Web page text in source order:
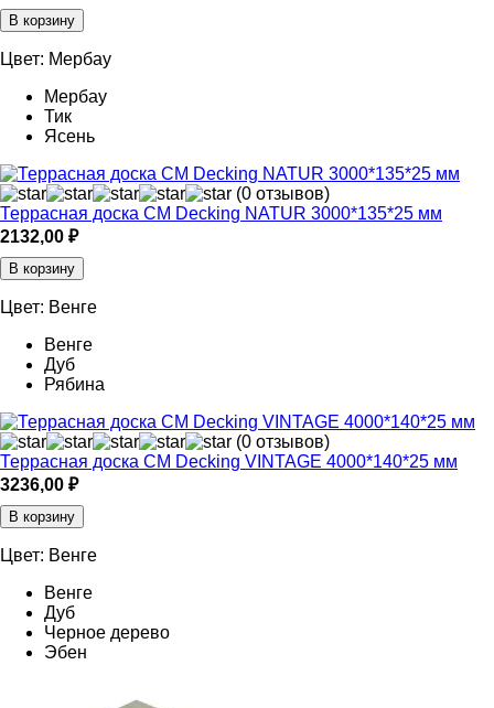
В корзину
Цвет: Мербау
Мербау
Тик
Ясень
(0 отзывов)
Террасная доска СМ Decking NATUR 3000*135*25 мм
2132,00 ₽
В корзину
Цвет: Венге
Венге
Дуб
Рябина
(0 отзывов)
Террасная доска СМ Decking VINTAGE 4000*140*25 мм
3236,00 ₽
В корзину
Цвет: Венге
Венге
Дуб
Черное дерево
Эбен